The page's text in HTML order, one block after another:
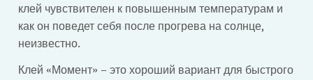
клей чувствителен к повышенным температурам и
как он поведет себя после прогрева на солнце,
неизвестно.
Клей «Момент» – это хороший вариант для быстрого